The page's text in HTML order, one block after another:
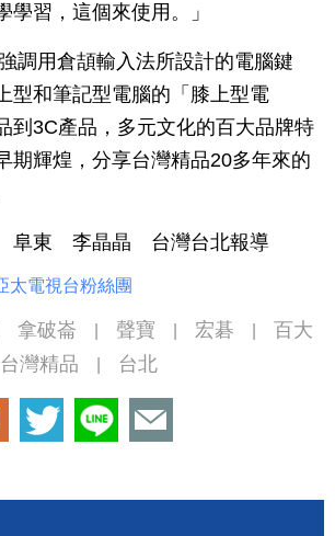
學習，這個來使用。」
調用倉頡輸入法所設計的電腦鍵
型和筆記型電腦的「膝上型電
到3C產品，多元文化的百大品牌特
期輝煌，分享台灣精品20多年來的
阜東 李晶晶 台灣台北報導
太電視台粉絲團
拿破崙 聲寶 宏碁
百大
台灣精品 台北